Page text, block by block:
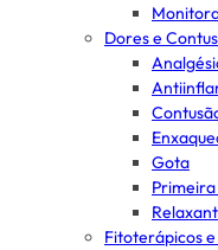
Dores e
Gota
Fitoterápicos